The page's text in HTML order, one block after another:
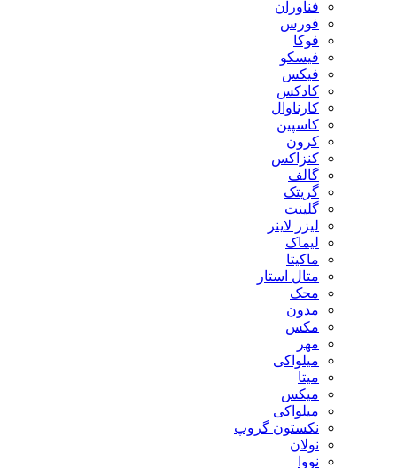
فناوران
فورس
فوکا
فیسکو
فیکس
کادکس
کارناوال
کاسپین
کرون
کنزاکس
گالف
گریتک
گلینت
لیزر لاینر
لیماک
ماکیتا
متال استار
محک
مدون
مکس
مهر
ميلواكى
میتا
میکس
میلواکی
نکستون گروپ
نولان
نووا